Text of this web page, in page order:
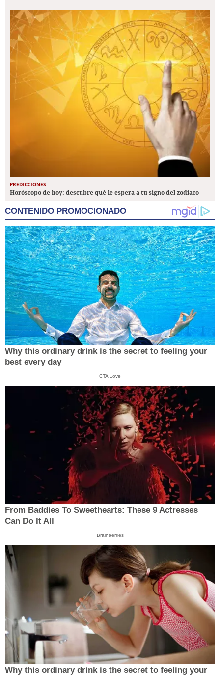
PREDICCIONES
Horóscopo de hoy: descubre qué le espera a tu signo del zodiaco
CONTENIDO PROMOCIONADO
Why this ordinary drink is the secret to feeling your
best every day
CTA Love
From Baddies To Sweethearts: These 9 Actresses
Can Do It All
Brainberries
Why this ordinary drink is the secret to feeling your